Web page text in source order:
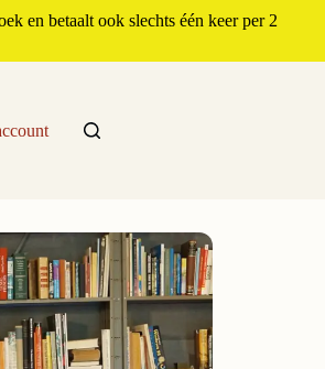
en betaalt ook slechts één keer per 2